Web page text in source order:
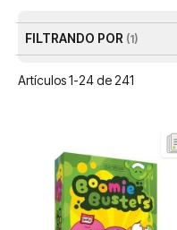
Artículos1-24de 241
FILTRANDO POR